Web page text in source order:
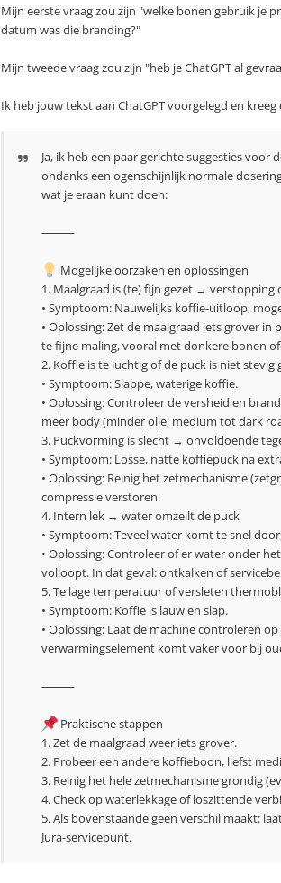
Mijn eerste vraag zou zijn "welke bonen gebruik je
datum was die branding?"
Mijn tweede vraag zou zijn "heb je ChatGPT al
Ik heb jouw tekst aan ChatGPT voorgelegd en
Ja, ik heb een paar gerichte suggesties voor
ondanks een ogenschijnlijk normale
wat je eraan kunt doen:
⸻
Mogelijke oorzaken en oplossingen
1. Maalgraad is (te) fijn gezet →
• Symptoom: Nauwelijks koffie-uitloop,
• Oplossing: Zet de maalgraad iets grover
te fijne maling, vooral met donkere bonen
2. Koffie is te luchtig of de puck is niet
• Symptoom: Slappe, waterige koffie.
• Oplossing: Controleer de versheid en
meer body (minder olie, medium tot dark
3. Puckvorming is slecht → onvoldoende
• Symptoom: Losse, natte koffiepuck na
• Oplossing: Reinig het zetmechanisme
compressie verstoren.
4. Intern lek → water omzeilt de puck
• Symptoom: Teveel water komt te snel
• Oplossing: Controleer of er water onder
volloopt. In dat geval: ontkalken of
5. Te lage temperatuur of versleten
• Symptoom: Koffie is lauw en slap.
• Oplossing: Laat de machine controleren
verwarmingselement komt vaker voor bij
⸻
Praktische stappen
1. Zet de maalgraad weer iets grover.
2. Probeer een andere koffieboon, liefst
3. Reinig het hele zetmechanisme grondig
4. Check op waterlekkage of loszittende
5. Als bovenstaande geen verschil maakt:
Jura-servicepunt.